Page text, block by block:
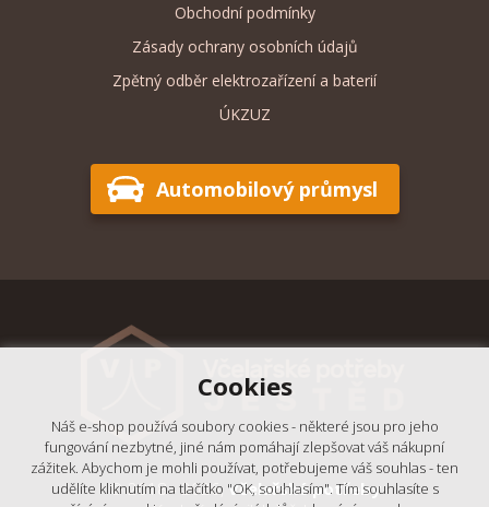
Obchodní podmínky
Zásady ochrany osobních údajů
Zpětný odběr elektrozařízení a baterií
ÚKZUZ
Automobilový průmysl
© 2018 - 2026, Včelařské potřeby
Cookies
Náš e-shop používá soubory cookies - některé jsou pro jeho
fungování nezbytné, jiné nám pomáhají zlepšovat váš nákupní
zážitek. Abychom je mohli používat, potřebujeme váš souhlas - ten
udělíte kliknutím na tlačítko "OK, souhlasím". Tím souhlasíte s